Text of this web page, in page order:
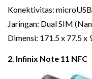
Konektivitas:
Jaringan: Dual SIM
Dimensi: 171.5 x 77.5 x
2. Infinix Note 11 NFC